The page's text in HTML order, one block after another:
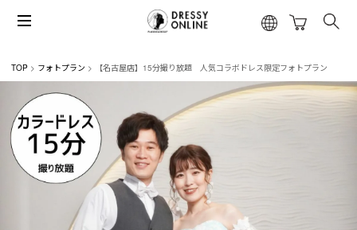
TOP フォトプラン 【名古屋店】15分撮り放題 人気コラボドレス限定フォトプラン